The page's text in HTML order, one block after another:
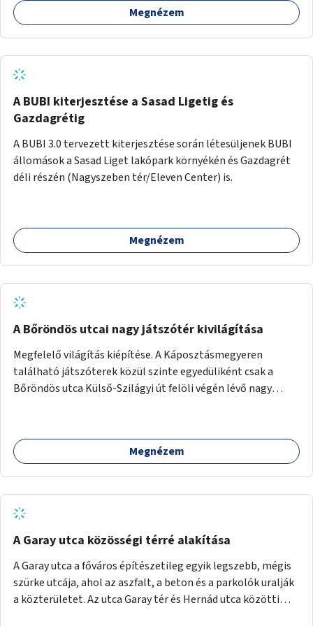
barátságosabbá és zöldebbé lehetne tenni a megállókat.
Megnézem
A BUBI kiterjesztése a Sasad Ligetig és
Gazdagrétig
A BUBI 3.0 tervezett kiterjesztése során létesüljenek BUBI
állomások a Sasad Liget lakópark környékén és Gazdagrét
déli részén (Nagyszeben tér/Eleven Center) is.
Megnézem
A Bőröndös utcai nagy játszótér kivilágítása
Megfelelő világítás kiépítése. A Káposztásmegyeren
található játszóterek közül szinte egyedüliként csak a
Bőröndös utca Külső-Szilágyi út felöli végén lévő nagy
Megnézem
A Garay utca közösségi térré alakítása
A Garay utca a főváros építészetileg egyik legszebb, mégis
szürke utcája, ahol az aszfalt, a beton és a parkolók uralják
a közterületet. Az utca Garay tér és Hernád utca közötti